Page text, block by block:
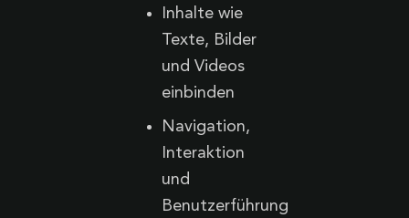
Inhalte wie
Texte, Bilder
und Videos
einbinden
Navigation,
Interaktion
und
Benutzerführung